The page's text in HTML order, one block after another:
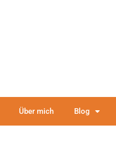
Über mich Blog